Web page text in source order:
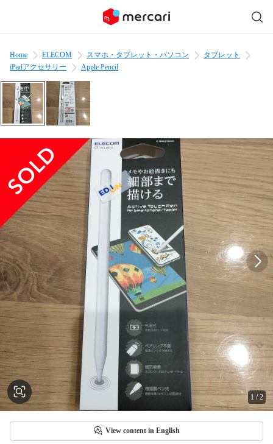
Home ELECOM スマホ・タブレット・パソコン
タブレット
iPadアクセサリー
Apple Pencil
1 /2
View content in English